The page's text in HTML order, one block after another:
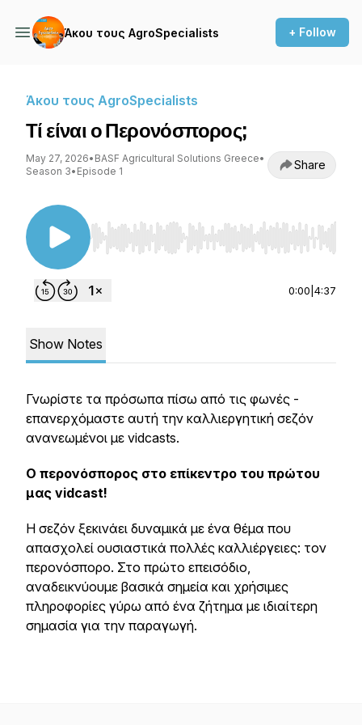
Άκου τους AgroSpecialists + Follow
Άκου τους AgroSpecialists
Τί είναι ο Περονόσπορος;
May 27, 2026• BASF Agricultural Solutions Greece•
Season 3• Episode 1 Share
Use Left/Right to seek, Home/End to jump to
0:00 4:37
Show Notes
Γνωρίστε τα πρόσωπα πίσω από τις φωνές -
επανερχόμαστε αυτή την καλλιεργητική σεζόν
ανανεωμένοι με vidcasts.
Ο περονόσπορος στο επίκεντρο του πρώτου
μας vidcast!
Η σεζόν ξεκινάει δυναμικά με ένα θέμα που
απασχολεί ουσιαστικά πολλές καλλιέργειες: τον
περονόσπορο. Στο πρώτο επεισόδιο,
αναδεικνύουμε βασικά σημεία και χρήσιμες
πληροφορίες γύρω από ένα ζήτημα με ιδιαίτερη
σημασία για την παραγωγή.